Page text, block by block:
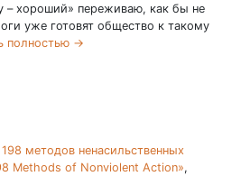
хороший» переживаю, как бы не
уже готовят общество к такому
полностью →
198 методов ненасильственных
Methods of Nonviolent Action»,